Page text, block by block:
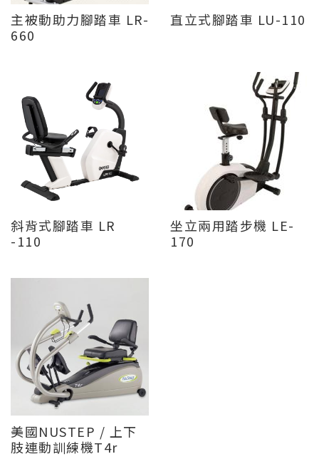
主被動助力腳踏車 LR-
660
直立式腳踏車 LU-110
斜背式腳踏車 LR
-110
坐立兩用踏步機 LE-
170
美國NUSTEP / 上下
肢連動訓練機T4r